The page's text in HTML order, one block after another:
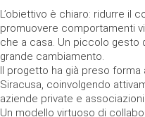
L’obiettivo è chiaro: ridurre il
promuovere comportamenti
che a casa. Un piccolo gesto
grande cambiamento.
Il progetto ha già preso forma
Siracusa, coinvolgendo
aziende private e
Un modello virtuoso di